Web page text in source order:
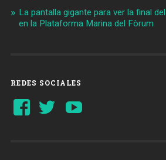
La pantalla gigante para ver la final
en la Plataforma Marina del Fòrum
REDES SOCIALES
Ver
perfil
Ver
perfil